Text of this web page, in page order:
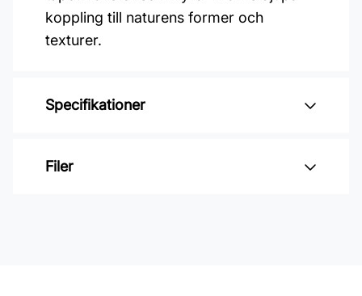
koppling till naturens former och
texturer.
Specifikationer
Varumärke: Midbec Tapeter
Filer